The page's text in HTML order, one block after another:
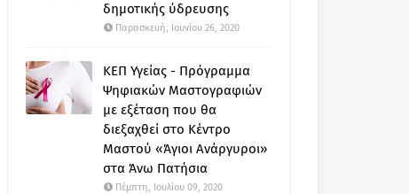
δημοτικής ύδρευσης
Παρασκευή, Ιουνίου 26, 2020
ΚΕΠ Υγείας - Πρόγραμμα
Ψηφιακών Μαστογραφιών
με εξέταση που θα
διεξαχθεί στο Κέντρο
Μαστού «Άγιοι Ανάργυροι»
στα Άνω Πατήσια
Πέμπτη, Ιουλίου 09, 2020